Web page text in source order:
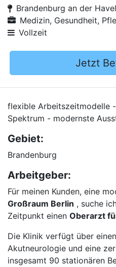
Brandenburg an der Havel
Medizin, Gesundheit,
Vollzeit
Jetzt
flexible Arbeitszeitmodelle
Spektrum - modernste
Gebiet:
Brandenburg
Arbeitgeber:
Für meinen Kunden, eine
Großraum Berlin , suche
Zeitpunkt einen Oberarzt
Die Klinik verfügt über
Akutneurologie und eine
insgesamt 90 stationären